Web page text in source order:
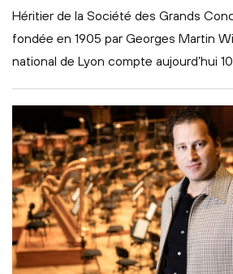
Héritier de la Société des Grands
fondée en 1905 par Georges Martin
national de Lyon compte aujourd’hui